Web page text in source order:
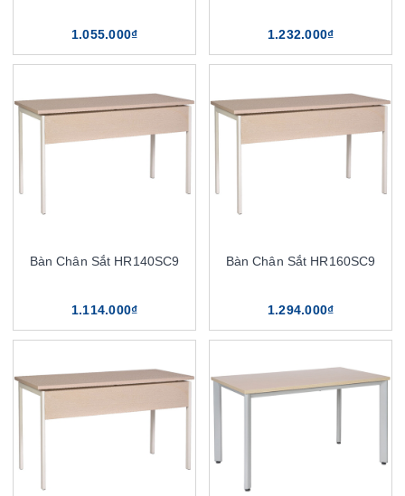
1.055.000₫ 1.232.000₫
Bàn Chân Sắt HR140SC9
1.114.000₫
Bàn Chân Sắt HR160SC9
1.294.000₫